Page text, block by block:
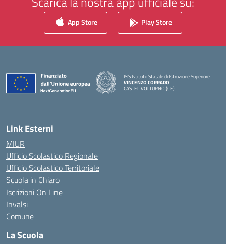
App Store Play Store
ISIS Istituto Statale di Istruzione Superiore
VINCENZO CORRADO
CASTEL VOLTURNO (CE)
Link Esterni
MIUR
Ufficio Scolastico Regionale
Ufficio Scolastico Territoriale
Scuola in Chiaro
Iscrizioni On Line
Invalsi
Comune
La Scuola